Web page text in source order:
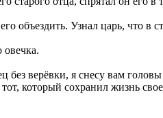
объездить. Узнал царь, что в
овечка.
верёвки, я снесу вам головы
который сохранил жизнь